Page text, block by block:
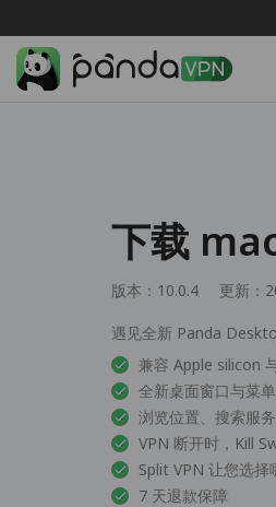
下载
版本：10.0.4 更新：
遇见全新 Panda
兼容 Apple silicon
全新桌面窗口与菜
浏览位置、搜索服
VPN 断开时，Kill
Split VPN 让您选择
7 天退款保障